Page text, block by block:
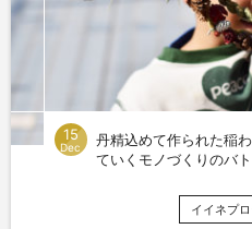
15
Dec
丹精込めて作られた稲
ていくモノづくりのバト
イイネプ